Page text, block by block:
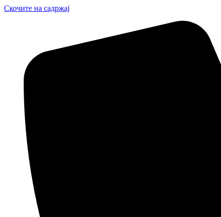
Скочите на садржај